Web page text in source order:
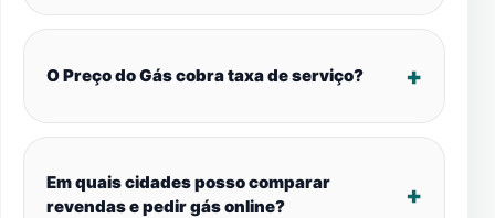
O Preço do Gás cobra taxa de serviço?
Em quais cidades posso comparar
revendas e pedir gás online?